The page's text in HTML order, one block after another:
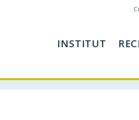
INSTITUT